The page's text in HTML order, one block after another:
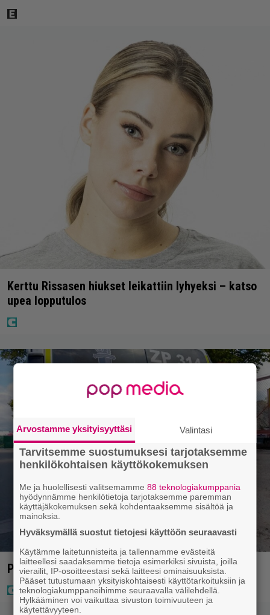
Kerttu Rissasen hiukset leikattiin lyhyeksi – katso
upea lopputulos
Poliisilla surullinen ilta Kuopiossa eilen
Arvostamme yksityisyyttäsi Valintasi
Tarvitsemme suostumuksesi tarjotaksemme
henkilökohtaisen käyttökokemuksen
Me ja huolellisesti valitsemamme88 teknologiakumppania
hyödynnämme henkilötietoja tarjotaksemme paremman
käyttäjäkokemuksen sekä kohdentaaksemme sisältöä ja
mainoksia.
Hyväksymällä suostut tietojesi käyttöön seuraavasti
Käytämme laitetunnisteita ja tallennamme evästeitä
laitteellesi saadaksemme tietoja esimerkiksi sivuista, joilla
vierailit, IP-osoitteestasi sekä laitteesi ominaisuuksista.
Pääset tutustumaan yksityiskohtaisesti käyttötarkoituksiin ja
teknologiakumppaneihimme seuraavalla välilehdellä.
Hylkääminen voi vaikuttaa sivuston toimivuuteen ja
käytettävyyteen.